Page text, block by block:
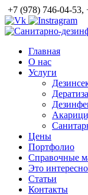
+7 (978) 746-04-53,
Главная
О нас
Услуги
Цены
Портфолио
Справочные
Это интересно
Статьи
Контакты